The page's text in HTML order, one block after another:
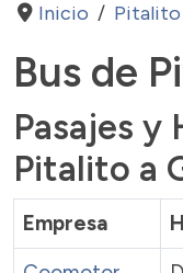
Inicio Pitalito
Bus de
Pasajes y
Pitalito a
Empresa